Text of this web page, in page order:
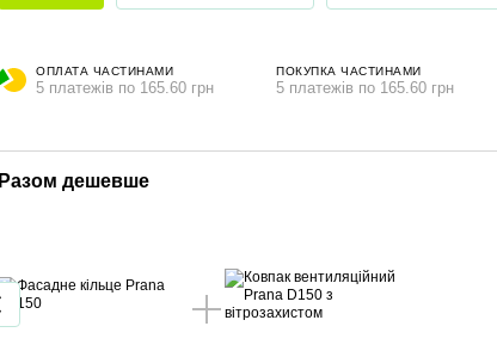
ОПЛАТА ЧАСТИНАМИ
5 платежів по 165.60 грн
ПОКУПКА ЧАСТИНАМИ
5 платежів по 165.60 грн
Разом дешевше